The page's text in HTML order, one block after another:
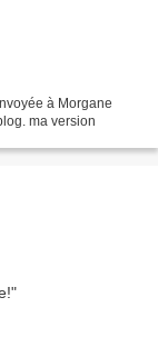
à Morgane
ma version